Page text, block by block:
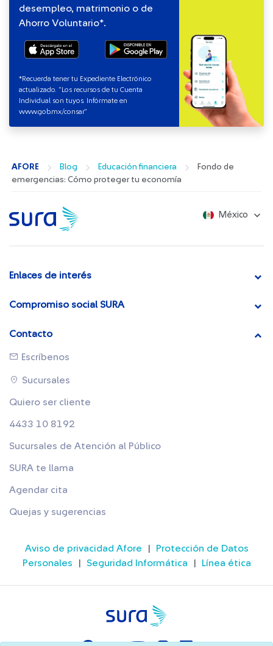
desempleo, matrimonio o de
Ahorro Voluntario*.
*Recuerda tener tu Expediente Electrónico
actualizado. "Los recursos de tu Cuenta
Individual son tuyos. Infórmate en
www.gob.mx/consar"​
AFORE Blog Educación financiera
Fondo de
emergencias: Cómo proteger tu economía
México
Enlaces de interés
Compromiso social SURA
Contacto
Escríbenos
Sucursales
Quiero ser cliente
4433 10 8192
Sucursales de Atención al Público
SURA te llama
Agendar cita
Quejas y sugerencias
Aviso de privacidad Afore
Protección de Datos
Personales
Seguridad Informática Línea ética